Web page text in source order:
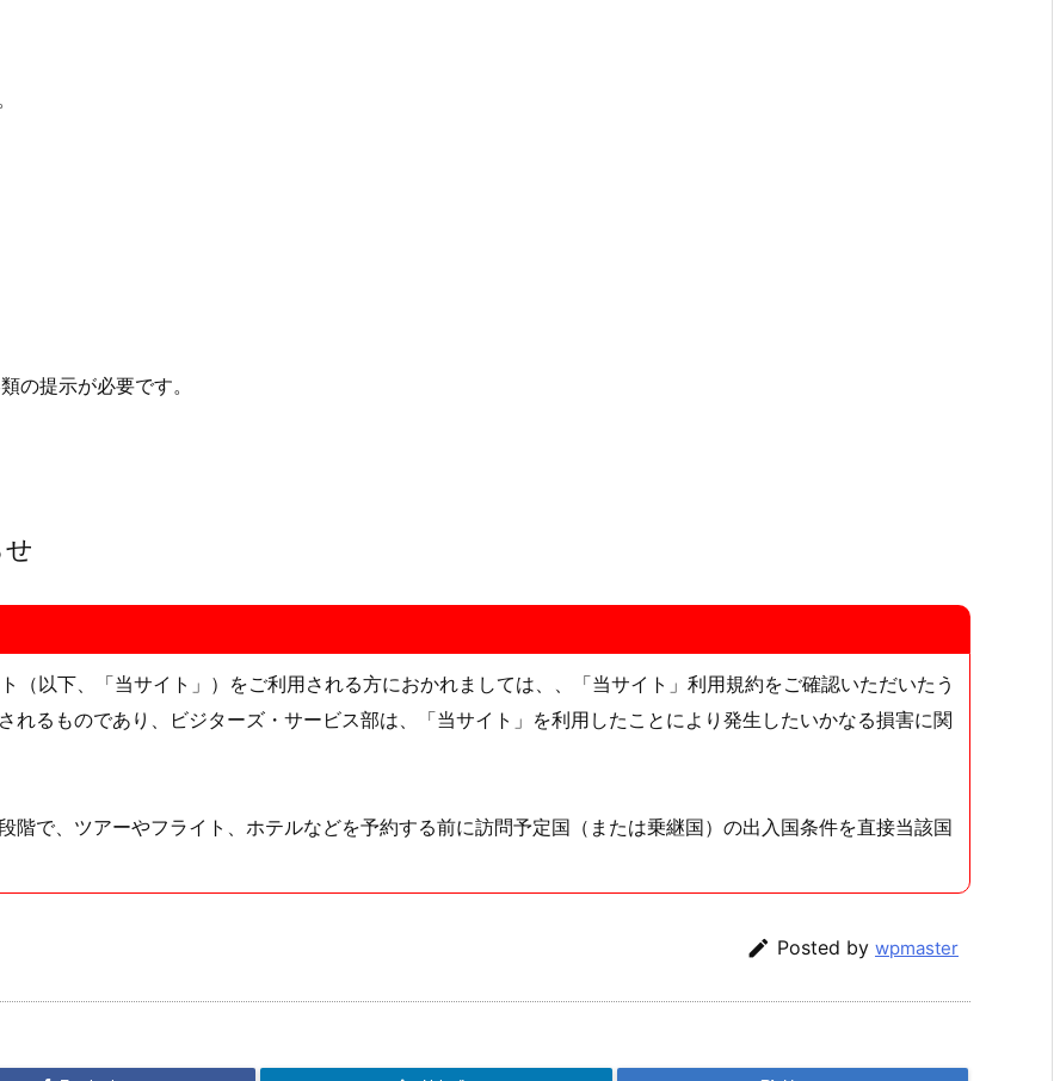
の提示が必要です。
（以下、「当サイト」）をご利用される方におかれましては、、「当サイト」利用規約をご確認いただいたう
れるものであり、ビジターズ・サービス部は、「当サイト」を利用したことにより発生したいかなる損害に関
階で、ツアーやフライト、ホテルなどを予約する前に訪問予定国（または乗継国）の出入国条件を直接当該国
 Posted by wpmaster